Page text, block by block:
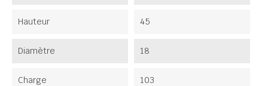
Hauteur 45
Diamètre 18
Charge 103